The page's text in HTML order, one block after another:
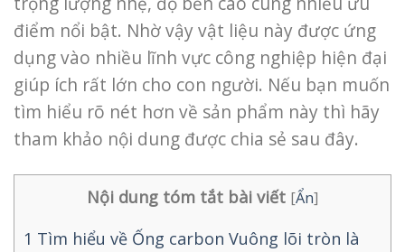
điểm nổi bật. Nhờ vậy vật liệu này được ứng
dụng vào nhiều lĩnh vực công nghiệp hiện đại
giúp ích rất lớn cho con người. Nếu bạn muốn
tìm hiểu rõ nét hơn về sản phẩm này thì hãy
tham khảo nội dung được chia sẻ sau đây.
Nội dung tóm tắt bài viết [Ẩn]
1 Tìm hiểu về Ống carbon Vuông lõi tròn là